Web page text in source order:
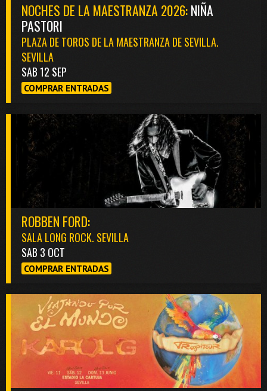
NOCHES DE LA MAESTRANZA 2026:NIÑA
PASTORI
PLAZA DE TOROS DE LA MAESTRANZA DE SEVILLA.
SEVILLA
SAB 12 SEP
COMPRAR ENTRADAS
ROBBEN FORD:
SALA LONG ROCK. SEVILLA
SAB 3 OCT
COMPRAR ENTRADAS